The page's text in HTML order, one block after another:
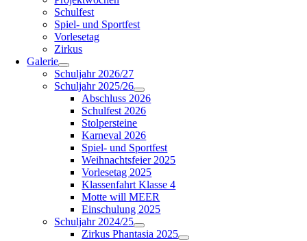
Schulfest
Spiel- und Sportfest
Vorlesetag
Zirkus
Galerie
Schuljahr 2026/27
Schuljahr 2025/26
Abschluss 2026
Schulfest 2026
Stolpersteine
Karneval 2026
Spiel- und Sportfest
Weihnachtsfeier 2025
Vorlesetag 2025
Klassenfahrt Klasse 4
Motte will MEER
Einschulung 2025
Schuljahr 2024/25
Zirkus Phantasia 2025